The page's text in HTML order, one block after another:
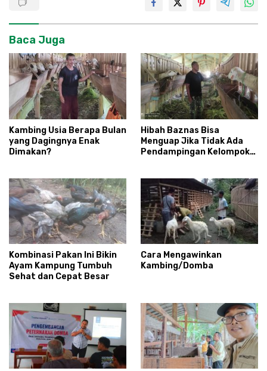
Baca Juga
Kambing Usia Berapa Bulan
yang Dagingnya Enak
Dimakan?
Hibah Baznas Bisa
Menguap Jika Tidak Ada
Pendampingan Kelompok
Kombinasi Pakan Ini Bikin
Ayam Kampung Tumbuh
Sehat dan Cepat Besar
Cara Mengawinkan
Kambing/Domba